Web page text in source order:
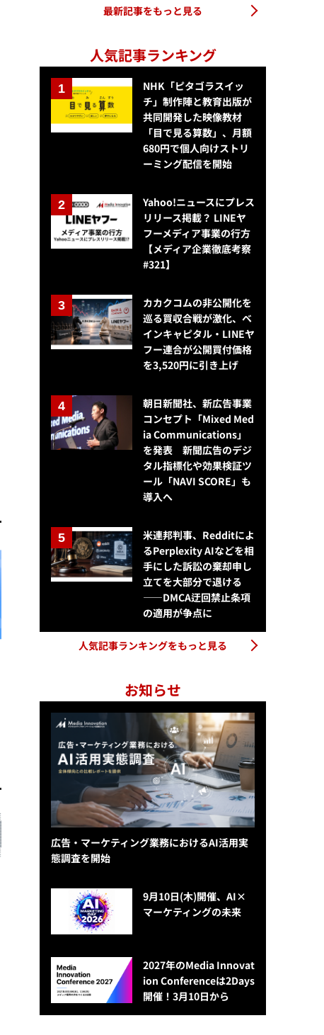
最新記事をもっと見る
人気記事ランキング
NHK「ピタゴラスイッ
チ」制作陣と教育出版が
共同開発した映像教材
「目で見る算数」、月額
680円で個人向けストリ
ーミング配信を開始
Yahoo!ニュースにプレス
リリース掲載？ LINEヤ
フーメディア事業の行方
【メディア企業徹底考察
#321】
カカクコムの非公開化を
巡る買収合戦が激化、ベ
インキャピタル・LINEヤ
フー連合が公開買付価格
を3,520円に引き上げ
朝日新聞社、新広告事業
コンセプト「Mixed Med
ia Communications」
を発表 新聞広告のデジ
タル指標化や効果検証ツ
ール「NAVI SCORE」も
導入へ
米連邦判事、Redditによ
るPerplexity AIなどを相
手にした訴訟の棄却申し
立てを大部分で退ける
——DMCA迂回禁止条項
の適用が争点に
人気記事ランキングをもっと見る
お知らせ
広告・マーケティング業務におけるAI活用実
態調査を開始
9月10日(木)開催、AI×
マーケティングの未来
2027年のMedia Innovat
ion Conferenceは2Days
開催！3月10日から